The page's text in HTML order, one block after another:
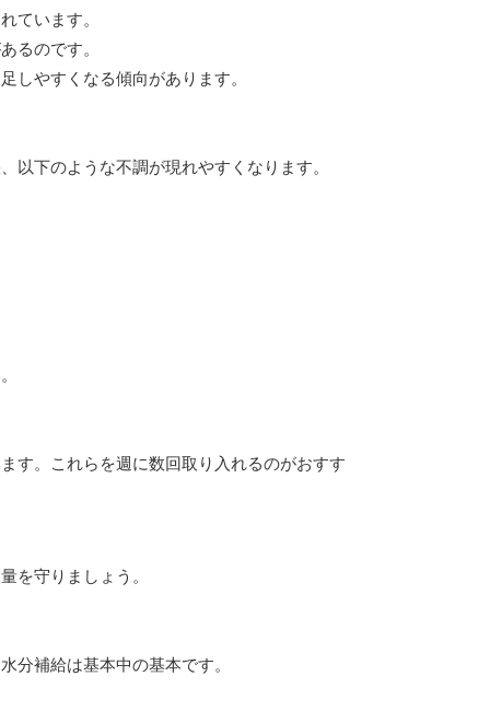
ています。
るのです。
しやすくなる傾向があります。
以下のような不調が現れやすくなります。
す。これらを週に数回取り入れるのがおすす
を守りましょう。
分補給は基本中の基本です。